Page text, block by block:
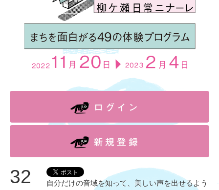
32
自分だけの音域を知って、美しい声を出せるよう